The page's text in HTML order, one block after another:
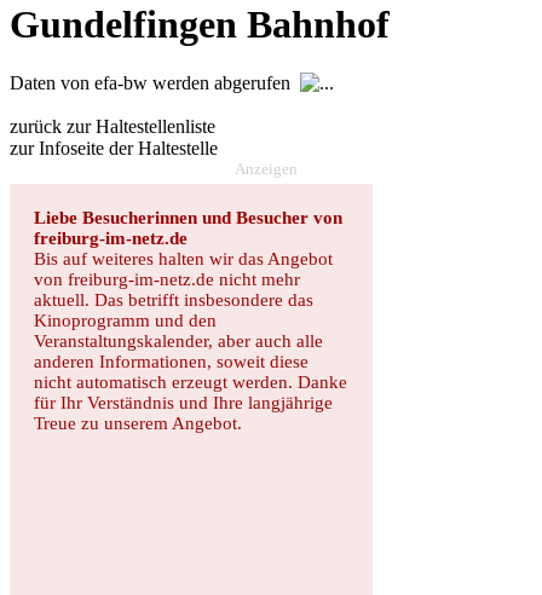
Gundelfingen Bahnhof
Daten von efa-bw werden abgerufen
zurück zur Haltestellenliste
zur Infoseite der Haltestelle
Anzeigen
Liebe Besucherinnen und Besucher von
freiburg-im-netz.de
Bis auf weiteres halten wir das Angebot
von freiburg-im-netz.de nicht mehr
aktuell. Das betrifft insbesondere das
Kinoprogramm und den
Veranstaltungskalender, aber auch alle
anderen Informationen, soweit diese
nicht automatisch erzeugt werden. Danke
für Ihr Verständnis und Ihre langjährige
Treue zu unserem Angebot.